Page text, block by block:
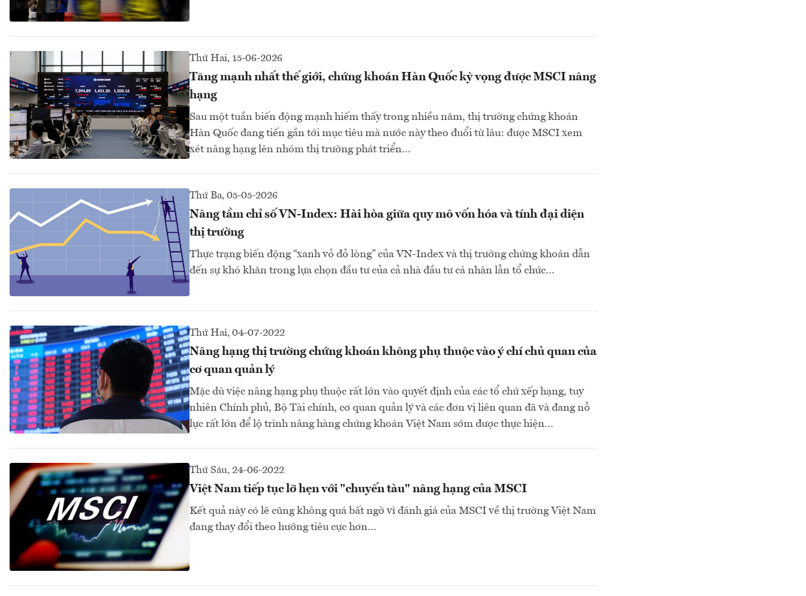
Thứ Hai, 15-06-2026
Tăng mạnh nhất thế giới, chứng khoán Hàn Quốc kỳ vọng được MSCI nâng
hạng
Sau một tuần biến động mạnh hiếm thấy trong nhiều năm, thị trường chứng khoán
Hàn Quốc đang tiến gần tới mục tiêu mà nước này theo đuổi từ lâu: được MSCI xem
xét nâng hạng lên nhóm thị trường phát triển...
Thứ Ba, 05-05-2026
Nâng tầm chỉ số VN-Index: Hài hòa giữa quy mô vốn hóa và tính đại diện
thị trường
Thực trạng biến động “xanh vỏ đỏ lòng” của VN-Index và thị trường chứng khoán dẫn
đến sự khó khăn trong lựa chọn đầu tư của cả nhà đầu tư cá nhân lẫn tổ chức...
Thứ Hai, 04-07-2022
Nâng hạng thị trường chứng khoán không phụ thuộc vào ý chí chủ quan của
cơ quan quản lý
Mặc dù việc nâng hạng phụ thuộc rất lớn vào quyết định của các tổ chứ xếp hạng, tuy
nhiên Chính phủ, Bộ Tài chính, cơ quan quản lý và các đơn vị liên quan đã và đang nỗ
lực rất lớn để lộ trình nâng hàng chứng khoán Việt Nam sớm được thực hiện...
Thứ Sáu, 24-06-2022
Việt Nam tiếp tục lỡ hẹn với "chuyến tàu" nâng hạng của MSCI
Kết quả này có lẽ cũng không quá bất ngờ vì đánh giá của MSCI về thị trường Việt Nam
đang thay đổi theo hướng tiêu cực hơn...